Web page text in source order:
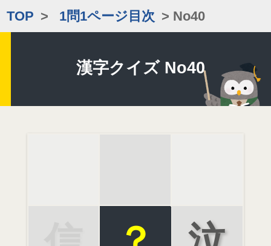
TOP > 1問1ページ目次 > No40
漢字クイズ No40